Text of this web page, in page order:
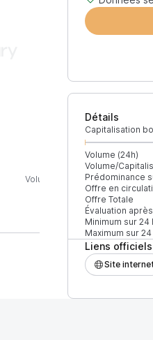
Détails
Capitalisation
Volume (24h)
Volume/
Prédominance
Offre en
Offre Totale
Évaluation
Minimum sur 24
Maximum sur 24
Liens officiels
Site
Volume (24h) % du
100